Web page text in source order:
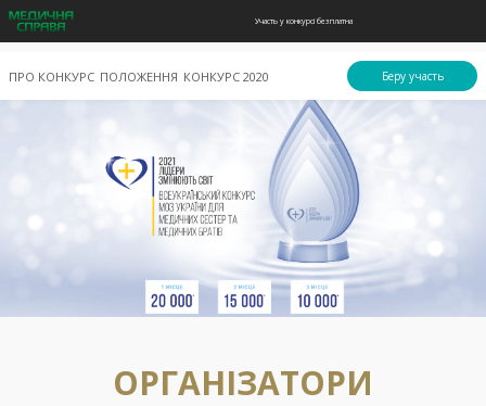
Участь у конкурсі безплатна
ПРО КОНКУРС ПОЛОЖЕННЯ КОНКУРС 2020 Беру участь
ОРГАНІЗАТОРИ